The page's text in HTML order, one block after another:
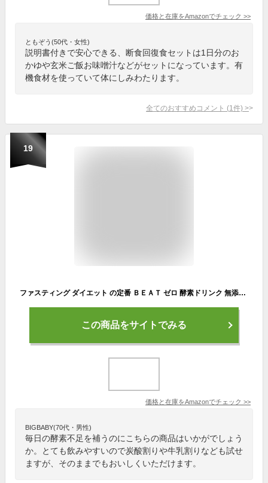
価格と在庫をAmazonでチェック >>
ともぞう(50代・女性)
説明書付きで安心できる、断食回復食セットは1日分のお
かゆや玄米ご飯お味噌汁などがセットになっています。有
機食材を使っていて体にしみわたります。
全てのおすすめコメント (1 件) >
19
ファスティング ダイエット の定番 ＢＥＡＴ ゼロ 酵素ドリンク 無添加 720ml毎日の 酵素補給 や クレンズ 甘すぎない 飲みやすい 酵素 エルダーフラワー 風味 置き換えダイエット 漢方 薬局 由来の植物メソッド 長期 熟成酵素
この商品をサイトでみる
価格と在庫をAmazonでチェック >>
BIGBABY(70代・男性)
毎日の酵素不足を補うのにこちらの商品はいかがでしょう
か。とても飲みやすいので炭酸割りや牛乳割りなども試せ
ますが、そのままでもおいしくいただけます。